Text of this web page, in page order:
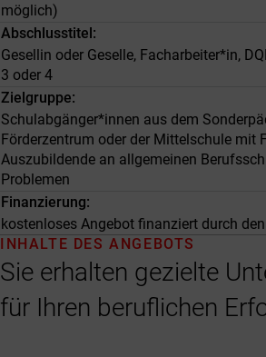
möglich)
Abschlusstitel
Gesellin oder Geselle, Facharbeiter*in,
3 oder 4
Zielgruppe
Schulabgänger*innen aus dem
Förderzentrum oder der Mittelschule mit
Auszubildende an allgemeinen
Problemen
Finanzierung
kostenloses Angebot finanziert durch
Sie erhalten gezielte
für Ihren beruflichen
INHALTE DES ANGEBOTS